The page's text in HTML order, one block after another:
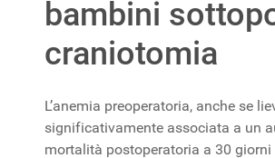
bambini
craniotomia
L’anemia preoperatoria, anche se
significativamente associata a un
mortalità postoperatoria a 30 giorni